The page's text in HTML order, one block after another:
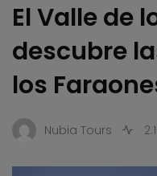
El Valle de
descubre
los
Nubia Tours